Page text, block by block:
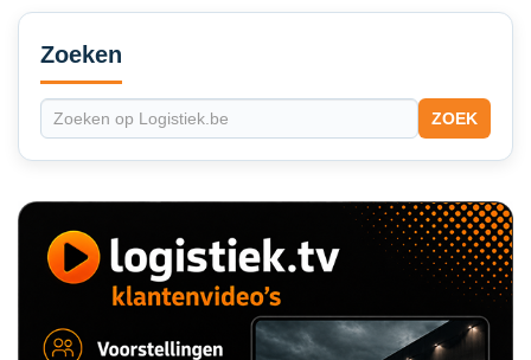
Secondary
Sidebar
Zoeken
ZOEK